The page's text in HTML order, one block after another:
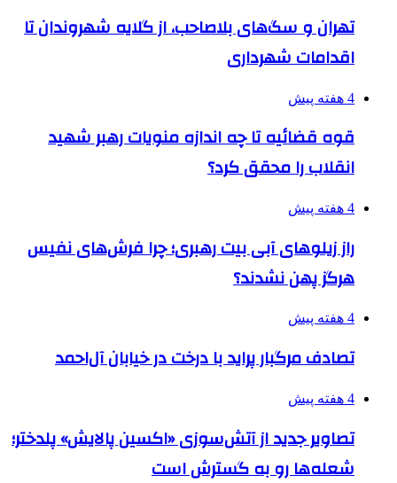
تهران و سگ‌های بلاصاحب، از گلایه شهروندان تا
اقدامات شهرداری
4 هفته پیش
قوه قضائیه تا چه اندازه منویات رهبر شهید
انقلاب را محقق کرد؟
4 هفته پیش
راز زیلوهای آبی بیت رهبری؛ چرا فرش‌های نفیس
هرگز پهن نشدند؟
4 هفته پیش
تصادف مرگبار پراید با درخت در خیابان آل‌احمد
4 هفته پیش
تصاویر جدید از آتش‌سوزی «اکسین پالایش» پلدختر؛
شعله‌ها رو به گسترش است